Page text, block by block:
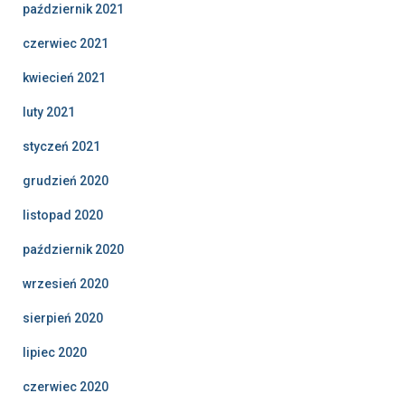
październik 2021
czerwiec 2021
kwiecień 2021
luty 2021
styczeń 2021
grudzień 2020
listopad 2020
październik 2020
wrzesień 2020
sierpień 2020
lipiec 2020
czerwiec 2020